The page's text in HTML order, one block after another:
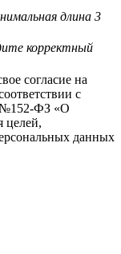
длина 3
корректный
согласие на
с
№152-ФЗ «О
целей,
данных